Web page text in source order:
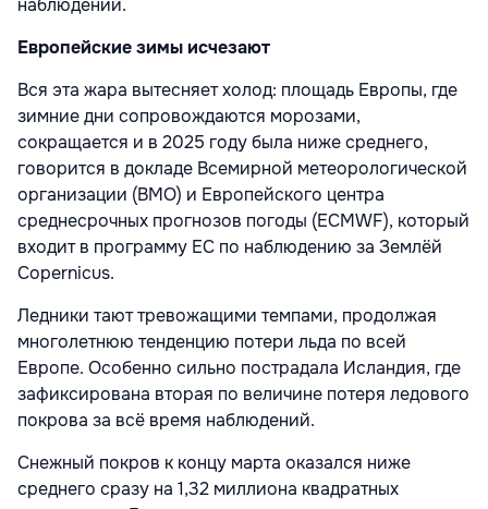
наблюдений.
Европейские зимы исчезают
Вся эта жара вытесняет холод: площадь Европы, где
зимние дни сопровождаются морозами,
сокращается и в 2025 году была ниже среднего,
говорится в докладе Всемирной метеорологической
организации (ВМО) и Европейского центра
среднесрочных прогнозов погоды (ECMWF), который
входит в программу ЕС по наблюдению за Землёй
Copernicus.
Ледники тают тревожащими темпами, продолжая
многолетнюю тенденцию потери льда по всей
Европе. Особенно сильно пострадала Исландия, где
зафиксирована вторая по величине потеря ледового
покрова за всё время наблюдений.
Снежный покров к концу марта оказался ниже
среднего сразу на 1,32 миллиона квадратных